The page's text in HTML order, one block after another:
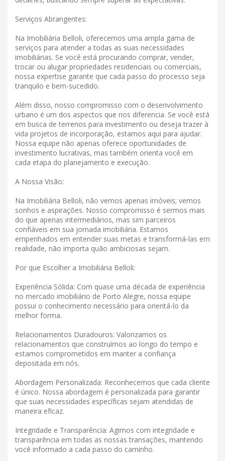
Serviços Abrangentes:
Na Imobiliária Belloli, oferecemos uma ampla gama de
serviços para atender a todas as suas necessidades
imobiliárias. Se você está procurando comprar, vender,
trocar ou alugar propriedades residenciais ou comerciais,
nossa expertise garante que cada passo do processo seja
tranquilo e bem-sucedido.
Além disso, nosso compromisso com o desenvolvimento
urbano é um dos aspectos que nos diferencia. Se você está
em busca de terrenos para investimento ou deseja trazer à
vida projetos de incorporação, estamos aqui para ajudar.
Nossa equipe não apenas oferece oportunidades de
investimento lucrativas, mas também orienta você em
cada etapa do planejamento e execução.
A Nossa Visão:
Na Imobiliária Belloli, não vemos apenas imóveis; vemos
sonhos e aspirações. Nosso compromisso é sermos mais
do que apenas intermediários, mas sim parceiros
confiáveis ​​em sua jornada imobiliária. Estamos
empenhados em entender suas metas e transformá-las em
realidade, não importa quão ambiciosas sejam.
Por que Escolher a Imobiliária Belloli:
Experiência Sólida: Com quase uma década de experiência
no mercado imobiliário de Porto Alegre, nossa equipe
possui o conhecimento necessário para orientá-lo da
melhor forma.
Relacionamentos Duradouros: Valorizamos os
relacionamentos que construímos ao longo do tempo e
estamos comprometidos em manter a confiança
depositada em nós.
Abordagem Personalizada: Reconhecemos que cada cliente
é único. Nossa abordagem é personalizada para garantir
que suas necessidades específicas sejam atendidas de
maneira eficaz.
Integridade e Transparência: Agimos com integridade e
transparência em todas as nossas transações, mantendo
você informado a cada passo do caminho.